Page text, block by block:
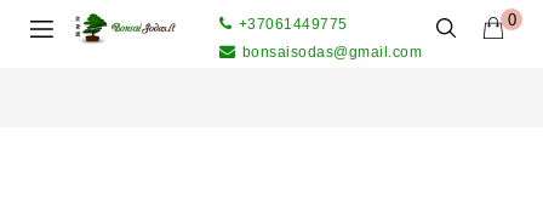
0
+37061449775
bonsaisodas@gmail.com